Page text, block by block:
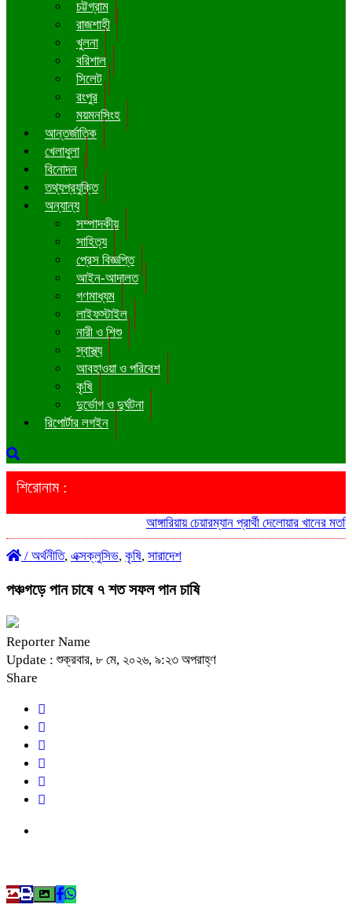
চট্টগ্রাম
রাজশাহী
খুলনা
বরিশাল
সিলেট
রংপুর
ময়মনসিংহ
আন্তর্জাতিক
খেলাধুলা
বিনোদন
তথ্যপ্রযুক্তি
অন্যান্য
সম্পাদকীয়
সাহিত্য
প্রেস বিজ্ঞপ্তি
আইন-আদালত
গণমাধ্যম
লাইফস্টাইল
নারী ও শিশু
স্বাস্থ্য
আবহাওয়া ও পরিবেশ
কৃষি
দুর্ভোগ ও দুর্ঘটনা
রিপোর্টার লগইন
শিরোনাম :
আঙ্গারিয়ায় চেয়ারম্যান প্রার্থী দেলোয়ার খানের
/ অর্থনীতি, এক্সক্লুসিভ, কৃষি, সারাদেশ
পঞ্চগড়ে পান চাষে ৭ শত সফল পান চাষি
Reporter Name
Update : শুক্রবার, ৮ মে, ২০২৬, ৯:২৩ অপরাহ্ণ
Share